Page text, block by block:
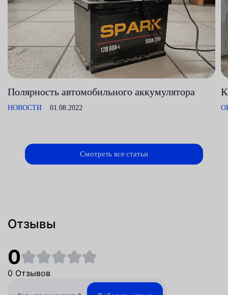
Полярность автомобильного аккумулятора
НОВОСТИ 01.08.2022
Смотреть все статьи
Отзывы
0
0 Отзывов